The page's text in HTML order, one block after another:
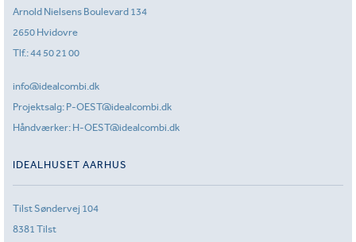
Arnold Nielsens Boulevard 134
2650 Hvidovre
Tlf.:44 50 21 00
info@idealcombi.dk
Projektsalg: P-OEST@idealcombi.dk
Håndværker: H-OEST@idealcombi.dk
IDEALHUSET AARHUS
Tilst Søndervej 104
8381 Tilst